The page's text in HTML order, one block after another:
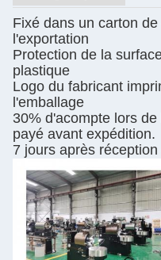
Fixé dans un carton
l'exportation
Protection de la
plastique
Logo du fabricant
l'emballage
30% d'acompte lors
payé avant expédition.
7 jours après